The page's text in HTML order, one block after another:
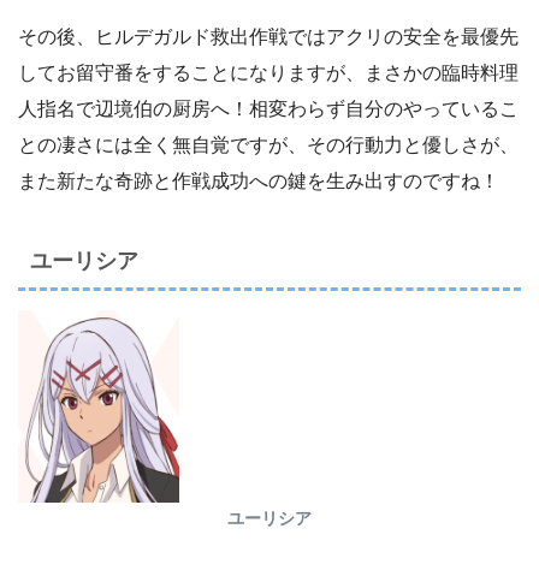
その後、ヒルデガルド救出作戦ではアクリの安全を最優先
してお留守番をすることになりますが、まさかの臨時料理
人指名で辺境伯の厨房へ！相変わらず自分のやっているこ
との凄さには全く無自覚ですが、その行動力と優しさが、
また新たな奇跡と作戦成功への鍵を生み出すのですね！
ユーリシア
ユーリシア